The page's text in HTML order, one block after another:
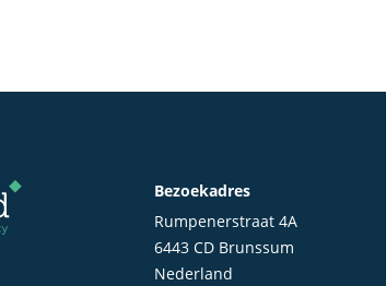
Bezoekadres
Rumpenerstraat 4A
6443 CD Brunssum
Nederland